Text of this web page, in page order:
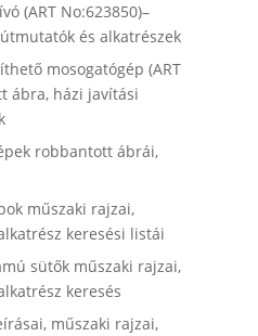
(ART No:623850)–
és alkatrészek
mosogatógép (ART
ábra, házi javítási
robbantott ábrái,
műszaki rajzai,
keresési listái
sütők műszaki rajzai,
keresés
műszaki rajzai,